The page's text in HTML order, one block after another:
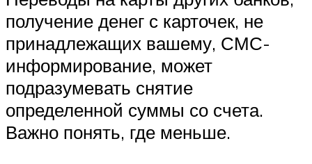
получение денег с карточек, не
принадлежащих вашему, СМС-
информирование, может
подразумевать снятие
определенной суммы со счета.
Важно понять, где меньше.